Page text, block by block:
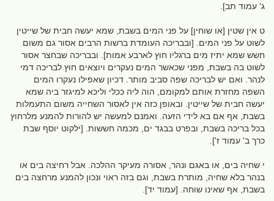
ג' עמוד תב].
ט אין שטין [או שוחין] על פני המים בשבת, שמא יעשה חבית של שייטין
לשוט על פני המים. [ובבריכה העומדת ברשות הרבים אסור גם משום
חשש שמא יתיז מים ברגליו חוץ לארבע אמות]. ובבריכה שבחצר אסור
לשוט בה בשבת, מפני שכאשר המים נעקרים ויוצאים חוץ לבריכה דמי
לנהר. ואם יש לבריכה שפה סביב מותר. דכיון שאפילו נעקרו המים
השפה מחזרת אותם למקומם, הוה ליה ככלי וליכא למיגזר ביה שמא
יעשה חבית של שייטין. ובאופן כזה אין לאסור השחייה משום התעמלות
בשבת, אף אם בא לידי הזעה. ואמנם למעשה יש להורות להמנע מלרחוץ
בכל בריכה בשבת, ובפרט בבגד ים, מכמה חששות. [ילקוט יוסף שבת
כרך ב' עמוד ז'].
י שחיה בים, או באגם ונהר, אסורה מעיקר ההלכה. אבל רחיצה בים או
בנהר בלא שחיה, מותרת בשבת, וגם בזה ראוי ונכון להמנע מרחצה בים
בשבת, אף שאינו שוחה. [עמוד יד].